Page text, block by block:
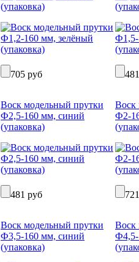
(упаковка)
705 руб
Воск модельный прутки
Ф2,5-160 мм, синий
(упаковка)
481 руб
Воск
Ф2-
Воск модельный прутки
Ф3,5-160 мм, синий
(упаковка)
Воск
Ф4,5-